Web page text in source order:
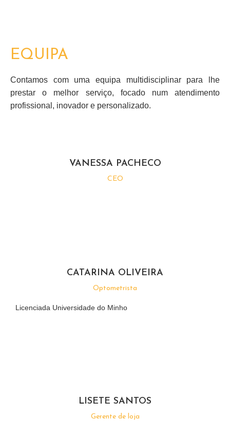
EQUIPA
Contamos com uma equipa multidisciplinar para lhe
prestar o melhor serviço, focado num atendimento
profissional, inovador e personalizado.
VANESSA PACHECO
CEO
CATARINA OLIVEIRA
Optometrista
Licenciada Universidade do Minho
LISETE SANTOS
Gerente de loja